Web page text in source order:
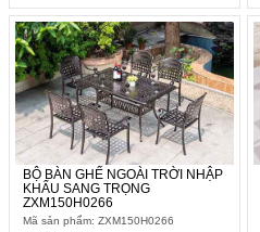
BỘ BÀN GHẾ NGOÀI TRỜI NHẬP
KHẨU SANG TRỌNG
ZXM150H0266
Mã sản phẩm: ZXM150H0266